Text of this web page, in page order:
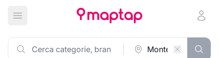
Apri menu principale